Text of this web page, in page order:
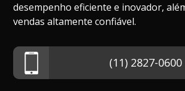
desempenho eficiente e inovador,
vendas altamente confiável.
(11) 2827-0600